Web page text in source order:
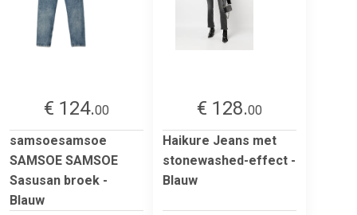
€ 124.00
samsoesamsoe
SAMSOE SAMSOE
Sasusan broek -
Blauw
€ 128.00
Haikure Jeans met
stonewashed-effect -
Blauw